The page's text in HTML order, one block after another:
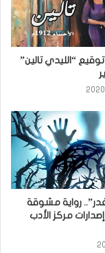
“الليدي تالين”
رواية مشوقة
مركز الأدب